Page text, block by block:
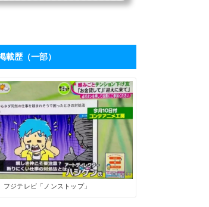
んに学ぶ「ブログ
るために2017年7月から「フ
リーライターの働き方」を
メインテーマにした個人ブ
ログを開設しました。ソロ
で生きる人たちにとって、
ブログは最高の武器になり
ます。数字が伸びてくれ
ば、商品やサービスを売る
ためのプロモーションツー
ルになるうえに、広告収入
やアフィリエイト報酬も見
込めます。 そこで、月間28
万PVを誇るブロ...
載歴（一部）
フジテレビ「ノンストップ」